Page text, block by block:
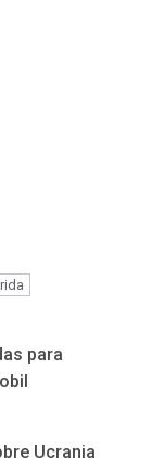
para
Ucrania
de